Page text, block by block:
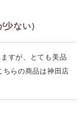
ない）
すが、とても美品
ちらの商品は神田店